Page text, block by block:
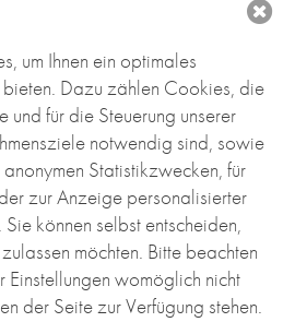
sind in jedem Geschoss
Fassadenbild entsteht.
Deckenstreifen verleihen dem
Gliederung.
dunkel verfugte,
in Kombination mit den
anthrazitfarbenen Fenstern
dass Backstein und
perfekt zusammenpassen.
um Ihnen ein optimales
Dazu zählen Cookies, die
und für die Steuerung unserer
notwendig sind, sowie
Statistikzwecken, für
zur Anzeige personalisierter
können selbst entscheiden,
möchten. Bitte beachten
Einstellungen womöglich nicht
der Seite zur Verfügung stehen.